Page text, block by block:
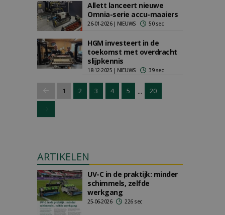
Allett lanceert nieuwe
Omnia-serie accu-maaiers
26-01-2026 | NIEUWS 50 sec
HGM investeert in de
toekomst met overdracht
slijpkennis
18-12-2025 | NIEUWS 39 sec
1 2 3 4 5 ... 20
ARTIKELEN
UV-C in de praktijk: minder
schimmels, zelfde
werkgang
25-06-2026 226 sec